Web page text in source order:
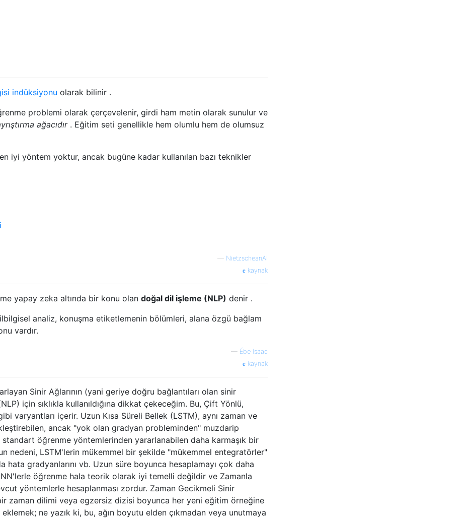
indüksiyonu olarak bilinir .
problemi olarak çerçevelenir, girdi ham metin olarak sunulur ve
ağacıdır. Eğitim seti genellikle hem olumlu hem de olumsuz
iyi yöntem yoktur, ancak bugüne kadar kullanılan bazı teknikler
— NietzscheanAI
kaynak
yapay zeka altında bir konu olan doğal dil işleme (NLP) denir .
analiz, konuşma etiketlemenin bölümleri, alana özgü bağlam
vardır.
— Ébe Isaac
kaynak
Sinir Ağlarının (yani geriye doğru bağlantıları olan sinir
için sıklıkla kullanıldığına dikkat çekeceğim. Bu, Çift Yönlü,
varyantları içerir. Uzun Kısa Süreli Bellek (LSTM), aynı zaman ve
ancak "yok olan gradyan probleminden" muzdarip
öğrenme yöntemlerinden yararlanabilen daha karmaşık bir
nedeni, LSTM'lerin mükemmel bir şekilde "mükemmel entegratörler"
hata gradyanlarını vb. Uzun süre boyunca hesaplamayı çok daha
öğrenme hala teorik olarak iyi temelli değildir ve Zamanla
yöntemlerle hesaplanması zordur. Zaman Gecikmeli Sinir
zaman dilimi veya egzersiz dizisi boyunca her yeni eğitim örneğine
ne yazık ki, bu, ağın boyutu elden çıkmadan veya unutmaya